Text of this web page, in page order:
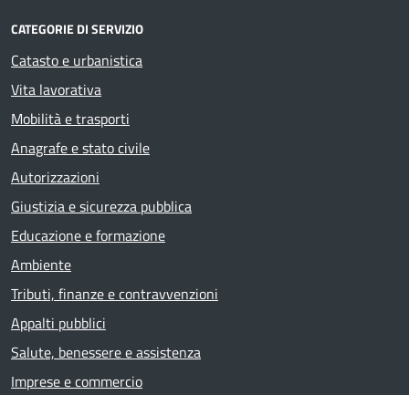
CATEGORIE DI SERVIZIO
Catasto e urbanistica
Vita lavorativa
Mobilità e trasporti
Anagrafe e stato civile
Autorizzazioni
Giustizia e sicurezza pubblica
Educazione e formazione
Ambiente
Tributi, finanze e contravvenzioni
Appalti pubblici
Salute, benessere e assistenza
Imprese e commercio